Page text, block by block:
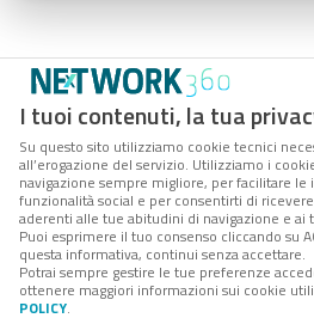
I tuoi contenuti, la tua
Su questo sito utilizziamo cookie tecnici
all’erogazione del servizio. Utilizziamo i
navigazione sempre migliore, per facilitare
funzionalità social e per consentirti di
aderenti alle tue abitudini di navigazione e ai
Puoi esprimere il tuo consenso cliccando su
questa informativa, continui senza accettare.
Potrai sempre gestire le tue preferenze
ottenere maggiori informazioni sui cookie
POLICY.